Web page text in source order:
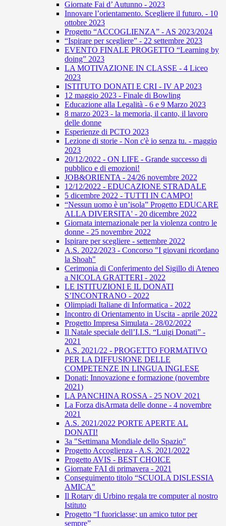
Giornate Fai d’ Autunno - 2023
Innovare l’orientamento. Scegliere il futuro. - 10
ottobre 2023
Progetto “ACCOGLIENZA” - AS 2023/2024
“Ispirare per scegliere” - 22 settembre 2023
EVENTO FINALE PROGETTO “Learning by
doing” 2023
LA MOTIVAZIONE IN CLASSE - 4 Liceo
2023
ISTITUTO DONATI E CRI - IV AP 2023
12 maggio 2023 - Finale di Bowling
Educazione alla Legalità - 6 e 9 Marzo 2023
8 marzo 2023 - la memoria, il canto, il lavoro
delle donne
Esperienze di PCTO 2023
Lezione di storie - Non c'è io senza tu. - maggio
2023
20/12/2022 - ON LIFE - Grande successo di
pubblico e di emozioni!
JOB&ORIENTA - 24/26 novembre 2022
12/12/2022 - EDUCAZIONE STRADALE
5 dicembre 2022 - TUTTI IN CAMPO!
“Nessun uomo è un’isola” Progetto EDUCARE
ALLA DIVERSITA' - 20 dicembre 2022
Giornata internazionale per la violenza contro le
donne - 25 novembre 2022
Ispirare per scegliere - settembre 2022
A.S. 2022/2023 - Concorso "I giovani ricordano
la Shoah"
Cerimonia di Conferimento del Sigillo di Ateneo
a NICOLA GRATTERI - 2022
LE ISTITUZIONI E IL DONATI
S’INCONTRANO - 2022
Olimpiadi Italiane di Informatica - 2022
Incontro di Orientamento in Uscita - aprile 2022
Progetto Impresa Simulata - 28/02/2022
Il Natale speciale dell’I.I.S. “Luigi Donati” -
2021
A.S. 2021/22 - PROGETTO FORMATIVO
PER LA DIFFUSIONE DELLE
COMPETENZE IN LINGUA INGLESE
Donati: Innovazione e formazione (novembre
2021)
LA PANCHINA ROSSA - 25 NOV 2021
La Forza disArmata delle donne - 4 novembre
2021
A.S. 2021/2022 PORTE APERTE AL
DONATI!
3a "Settimana Mondiale dello Spazio"
Progetto Accoglienza - A.S. 2021/2022
Progetto AVIS - BEST CHOICE
Giornate FAI di primavera - 2021
Conseguimento titolo “SCUOLA DISLESSIA
AMICA"
Il Rotary di Urbino regala tre computer al nostro
Istituto
Progetto “I fuoriclasse; un amico tutor per
sempre”